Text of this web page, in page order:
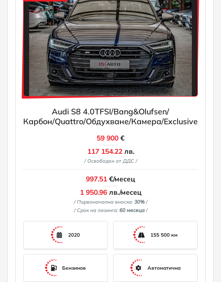
Audi S8 4.0TFSI/Bang&Olufsen/
Карбон/Quattro/Обдухване/Камера/Exclusive
59 900 €
117 154.22лв.
/ Освободен от ДДС /
997.51 €/месец
1 950.96лв./месец
/ Първоначална вноска: 30%/
/ Срок на лизинга: 60 месеца/
2020 155 500 км
Бензинов Автоматична